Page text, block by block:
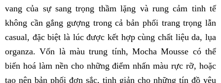
vang của sự sang trọng thầm lặng và rung cảm tinh tế
không cần gắng gượng trong cả bản phối trang trọng lẫn
casual, đặc biệt là lúc được kết hợp cùng chất liệu da, lụa
organza. Vốn là màu trung tính, Mocha Mousse có thể
biến hoá làm nền cho những điểm nhấn màu rực rỡ, hoặc
tạo nên bản phối đơn sắc, tinh giản cho những tín đồ yêu